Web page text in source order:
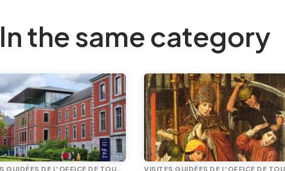
In the same category
VISITES GUIDÉES DE L'OFFICE DE TOURISME